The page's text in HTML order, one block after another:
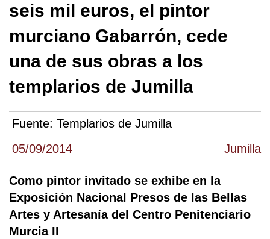
05/09/2014 Jumilla
seis mil euros, el pintor
murciano Gabarrón, cede
una de sus obras a los
templarios de Jumilla
Fuente: Templarios de Jumilla
Como pintor invitado se exhibe en la
Exposición Nacional Presos de las Bellas
Artes y Artesanía del Centro Penitenciario
Murcia II